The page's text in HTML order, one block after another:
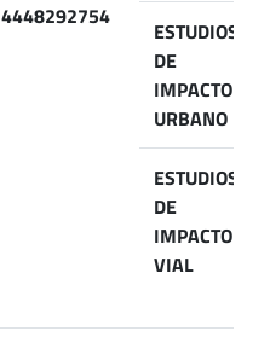
4448292754
ESTUDIOS
DE
IMPACTO
URBANO
ESTUDIOS
DE
IMPACTO
VIAL